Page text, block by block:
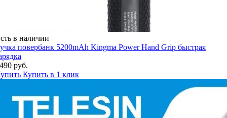
в наличии
повербанк 5200mAh Kingma Power Hand Grip быстрая
руб.
Купить в 1 клик